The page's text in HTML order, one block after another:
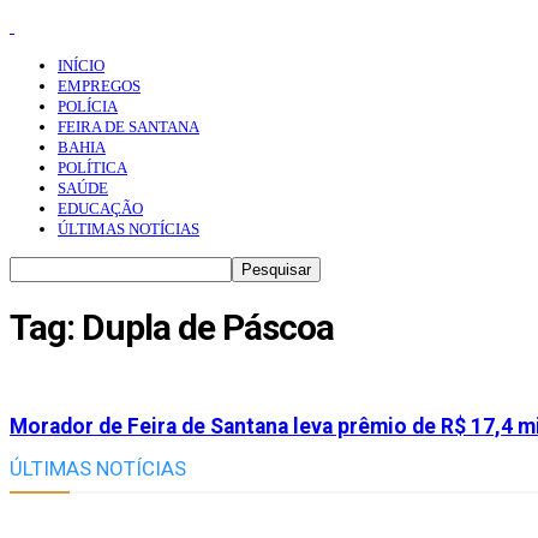
INÍCIO
EMPREGOS
POLÍCIA
FEIRA DE SANTANA
BAHIA
POLÍTICA
SAÚDE
EDUCAÇÃO
ÚLTIMAS NOTÍCIAS
Tag: Dupla de Páscoa
Morador de Feira de Santana leva prêmio de R$ 17,4
ÚLTIMAS NOTÍCIAS